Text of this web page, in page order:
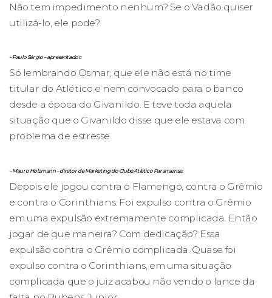
Não tem impedimento nenhum? Se o Vadão quiser
utilizá-lo, ele pode?
– Paulo Sérgio – apresentador:
Só lembrando Osmar, que ele não está no time
titular do Atlético e nem convocado para o banco
desde a época do Givanildo. E teve toda aquela
situação que o Givanildo disse que ele estava com
problema de estresse.
– Mauro Holzmann – diretor de Marketing do Clube Atlético Paranaense:
Depois ele jogou contra o Flamengo, contra o Grêmio
e contra o Corinthians. Foi expulso contra o Grêmio
em uma expulsão extremamente complicada. Então
jogar de que maneira? Com dedicação? Essa
expulsão contra o Grêmio complicada. Quase foi
expulso contra o Corinthians, em uma situação
complicada que o juiz acabou não vendo o lance da